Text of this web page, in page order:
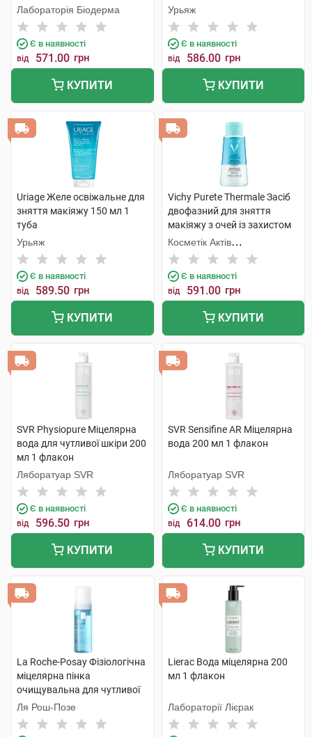
250 мл 1 флакон
Лабораторія Біодерма
Є в наявності
від 571.00 грн
КУПИТИ
флакон
Урьяж
Є в наявності
від 586.00 грн
КУПИТИ
Uriage Желе освіжальне для
зняття макіяжу 150 мл 1
туба
Урьяж
Є в наявності
від 589.50 грн
КУПИТИ
Vichy Purete Thermale Засіб
двофазний для зняття
макіяжу з очей із захистом
від випадіння вій 100 мл 1
флакон
Косметік Актів
Інтернаціональ
Є в наявності
від 591.00 грн
КУПИТИ
SVR Physiopure Міцелярна
вода для чутливої шкіри 200
мл 1 флакон
Ляборатуар SVR
Є в наявності
від 596.50 грн
КУПИТИ
SVR Sensifine AR Міцелярна
вода 200 мл 1 флакон
Ляборатуар SVR
Є в наявності
від 614.00 грн
КУПИТИ
La Roche-Posay Фізіологічна
міцелярна пінка
очищувальна для чутливої
шкіри 150 мл 1 флакон
Ля Рош-Позе
Lierac Вода міцелярна 200
мл 1 флакон
Лабораторії Лієрак